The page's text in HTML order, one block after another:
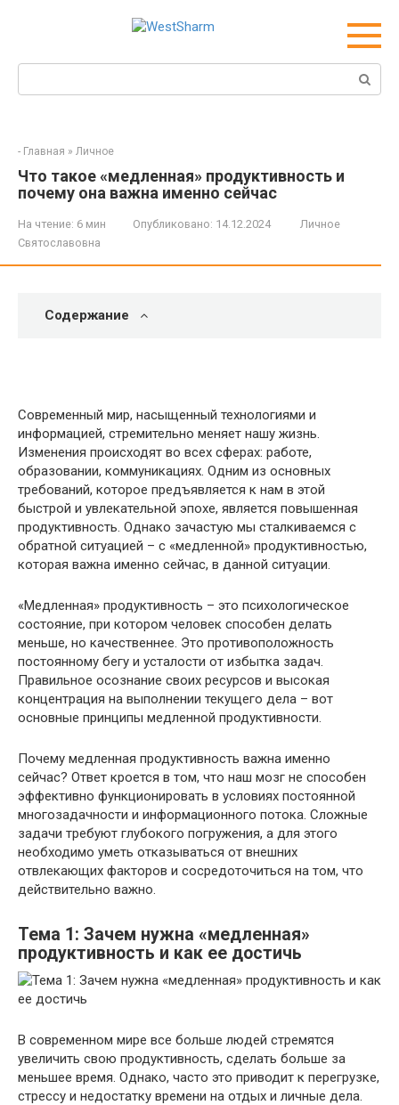
- Главная » Личное
Что такое «медленная» продуктивность и
почему она важна именно сейчас
На чтение: 6 мин Опубликовано: 14.12.2024
Личное
Святославовна
Содержание
Современный мир, насыщенный технологиями и
информацией, стремительно меняет нашу жизнь.
Изменения происходят во всех сферах: работе,
образовании, коммуникациях. Одним из основных
требований, которое предъявляется к нам в этой
быстрой и увлекательной эпохе, является повышенная
продуктивность. Однако зачастую мы сталкиваемся с
обратной ситуацией – с «медленной» продуктивностью,
которая важна именно сейчас, в данной ситуации.
«Медленная» продуктивность – это психологическое
состояние, при котором человек способен делать
меньше, но качественнее. Это противоположность
постоянному бегу и усталости от избытка задач.
Правильное осознание своих ресурсов и высокая
концентрация на выполнении текущего дела – вот
основные принципы медленной продуктивности.
Почему медленная продуктивность важна именно
сейчас? Ответ кроется в том, что наш мозг не способен
эффективно функционировать в условиях постоянной
многозадачности и информационного потока. Сложные
задачи требуют глубокого погружения, а для этого
необходимо уметь отказываться от внешних
отвлекающих факторов и сосредоточиться на том, что
действительно важно.
Тема 1: Зачем нужна «медленная»
продуктивность и как ее достичь
В современном мире все больше людей стремятся
увеличить свою продуктивность, сделать больше за
меньшее время. Однако, часто это приводит к перегрузке,
стрессу и недостатку времени на отдых и личные дела.